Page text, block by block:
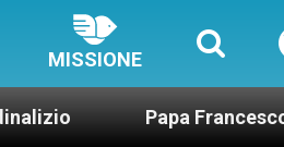
MISSIONE
Papa Francesco: Motu